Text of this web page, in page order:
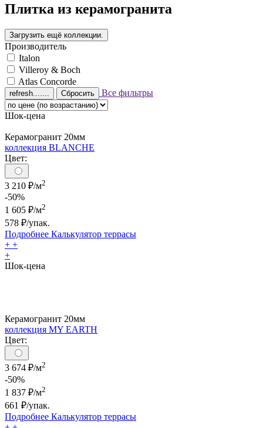
Плитка из керамогранита
Производитель
Italon
Villeroy & Boch
Atlas Concorde
Сбросить Все фильтры
Шок-цена
Керамогранит 20мм
коллекция BLANCHE
Цвет:
3 210 ₽/м2
-50%
1 605 ₽/м2
578 ₽/упак.
Подробнее Калькулятор террасы
+ +
+
Шок-цена
Керамогранит 20мм
коллекция MY EARTH
Цвет:
3 674 ₽/м2
-50%
1 837 ₽/м2
661 ₽/упак.
Подробнее Калькулятор террасы